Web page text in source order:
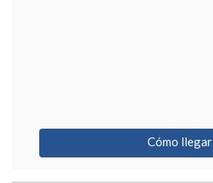
Cómo llegar